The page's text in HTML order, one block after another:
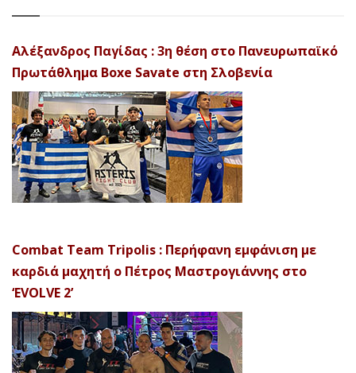
Αλέξανδρος Παγίδας : 3η θέση στο Πανευρωπαϊκό
Πρωτάθλημα Boxe Savate στη Σλοβενία
Combat Team Tripolis : Περήφανη εμφάνιση με
καρδιά μαχητή ο Πέτρος Μαστρογιάννης στο
‘EVOLVE 2’